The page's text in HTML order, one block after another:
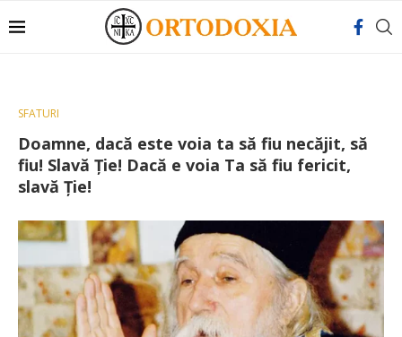
SFATURI
Doamne, dacă este voia ta să fiu necăjit, să
fiu! Slavă Ție! Dacă e voia Ta să fiu fericit,
slavă Ție!